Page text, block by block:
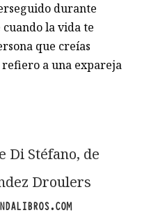
durante
la vida te
que creías
refiero a una expareja
Di Stéfano, de
Droulers